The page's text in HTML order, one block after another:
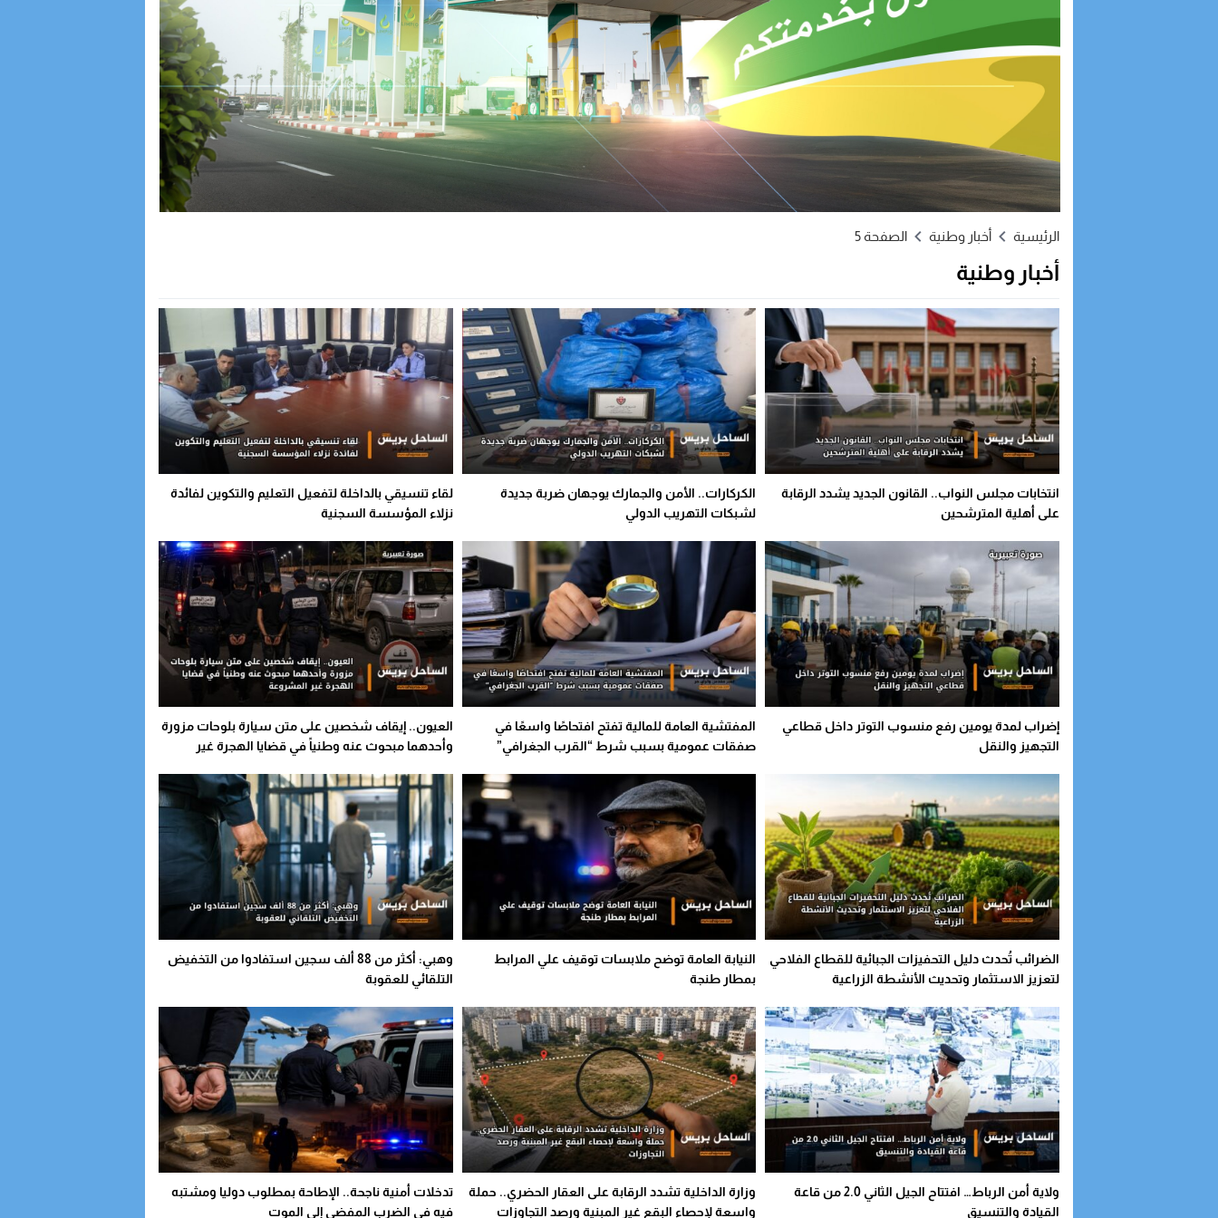
الرئيسية أخبار وطنية الصفحة 5
أخبار وطنية
انتخابات مجلس النواب.. القانون الجديد يشدد الرقابة
على أهلية المترشحين
الكركارات.. الأمن والجمارك يوجهان ضربة جديدة
لشبكات التهريب الدولي
لقاء تنسيقي بالداخلة لتفعيل التعليم والتكوين لفائدة
نزلاء المؤسسة السجنية
إضراب لمدة يومين رفع منسوب التوتر داخل قطاعي
التجهيز والنقل
المفتشية العامة للمالية تفتح افتحاصًا واسعًا في
صفقات عمومية بسبب شرط “القرب الجغرافي”
العيون.. إيقاف شخصين على متن سيارة بلوحات مزورة
وأحدهما مبحوث عنه وطنياً في قضايا الهجرة غير
الضرائب تُحدث دليل التحفيزات الجبائية للقطاع الفلاحي
لتعزيز الاستثمار وتحديث الأنشطة الزراعية
النيابة العامة توضح ملابسات توقيف علي المرابط
بمطار طنجة
وهبي: أكثر من 88 ألف سجين استفادوا من التخفيض
التلقائي للعقوبة
ولاية أمن الرباط… افتتاح الجيل الثاني 2.0 من قاعة
القيادة والتنسيق
وزارة الداخلية تشدد الرقابة على العقار الحضري.. حملة
واسعة لإحصاء البقع غير المبنية ورصد التجاوزات
تدخلات أمنية ناجحة.. الإطاحة بمطلوب دوليا ومشتبه
فيه في الضرب المفضي إلى الموت